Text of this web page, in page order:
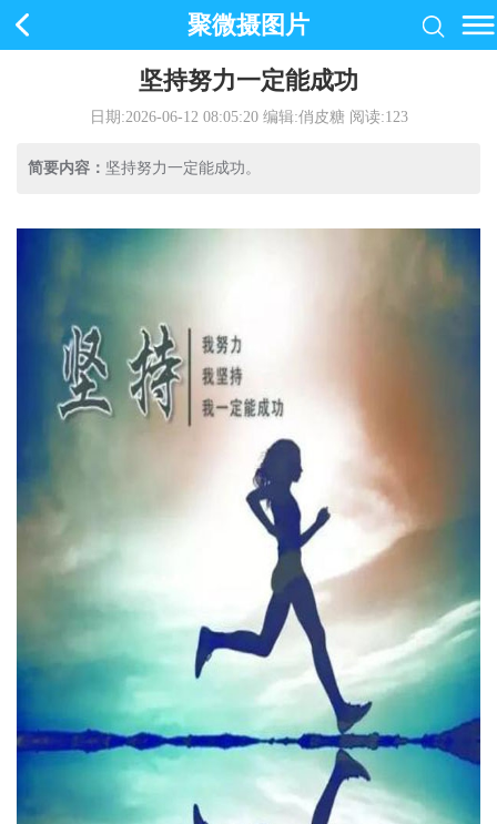
聚微摄图片
坚持努力一定能成功
日期:2026-06-12 08:05:20编辑:俏皮糖 阅读:123
简要内容： 坚持努力一定能成功。